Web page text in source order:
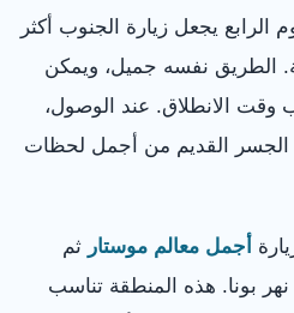
الرابع يجعل زيارة الجنوب أكثر
الطريق نفسه جميل، ويمكن
الانطلاق. عند الوصول،
الجسر القديم من أجمل لحظات
أجمل معالم موستار ثم
بونا. هذه المنطقة تناسب